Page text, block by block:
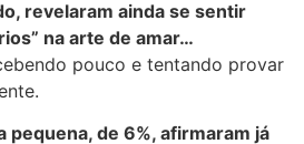
revelaram ainda se sentir
na arte de amar…
pouco e tentando provar
pequena, de 6%, afirmaram já